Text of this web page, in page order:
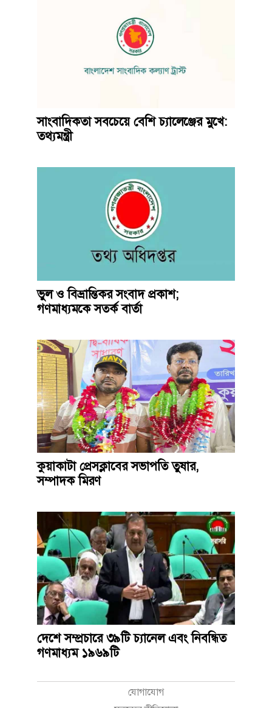
সাংবাদিকতা সবচেয়ে বেশি চ্যালেঞ্জের মুখে:
তথ্যমন্ত্রী
ভুল ও বিভ্রান্তিকর সংবাদ প্রকাশ;
গণমাধ্যমকে সতর্ক বার্তা
কুয়াকাটা প্রেসক্লাবের সভাপতি তুষার,
সম্পাদক মিরণ
দেশে সম্প্রচারে ৩৯টি চ্যানেল এবং নিবন্ধিত
গণমাধ্যম ১৯৬৯টি
যোগাযোগ